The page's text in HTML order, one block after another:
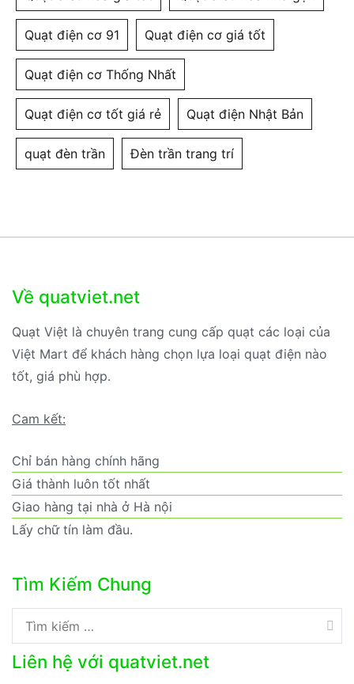
Quạt điện cơ 91 Quạt điện cơ giá tốt
Quạt điện cơ Thống Nhất
Quạt điện cơ tốt giá rẻ Quạt điện Nhật Bản
quạt đèn trần Đèn trần trang trí
Về quatviet.net
Quạt Việt là chuyên trang cung cấp quạt các loại của
Việt Mart để khách hàng chọn lựa loại quạt điện nào
tốt, giá phù hợp.
Cam kết:
Chỉ bán hàng chính hãng
Giá thành luôn tốt nhất
Giao hàng tại nhà ở Hà nội
Lấy chữ tín làm đầu.
Tìm Kiếm Chung
Tìm
kiếm
cho:
Liên hệ với quatviet.net